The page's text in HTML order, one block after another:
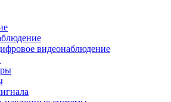
видеонаблюдение